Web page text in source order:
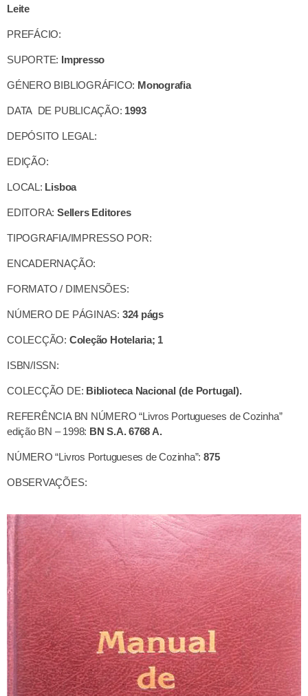
Leite
PREFÁCIO:
SUPORTE: Impresso
GÉNERO BIBLIOGRÁFICO: Monografia
DATA DE PUBLICAÇÃO: 1993
DEPÓSITO LEGAL:
EDIÇÃO:
LOCAL: Lisboa
EDITORA: Sellers Editores
TIPOGRAFIA/IMPRESSO POR:
ENCADERNAÇÃO:
FORMATO / DIMENSÕES:
NÚMERO DE PÁGINAS: 324 págs
COLECÇÃO: Coleção Hotelaria; 1
ISBN/ISSN:
COLECÇÃO DE: Biblioteca Nacional (de Portugal).
REFERÊNCIA BN NÚMERO “Livros Portugueses de Cozinha”
edição BN – 1998: BN S.A. 6768 A.
NÚMERO “Livros Portugueses de Cozinha”: 875
OBSERVAÇÕES: